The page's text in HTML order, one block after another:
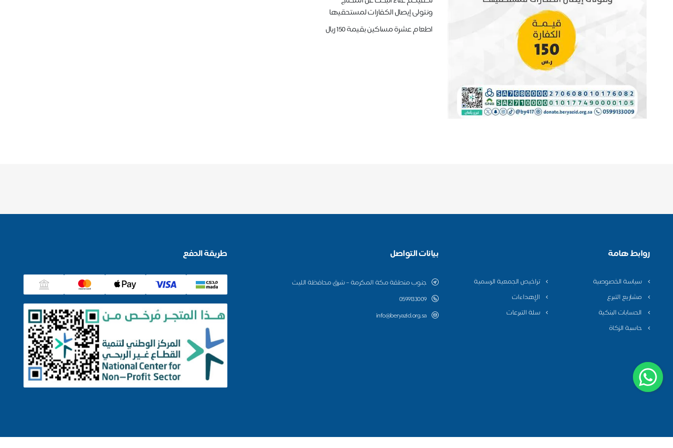
ونتولى إيصال الكفارات لمستحقيها
اطعام عشرة مساكين بقيمة 150 ريال
روابط هامة
سياسة الخصوصية
تراخيص الجمعية الرسمية
مشاريع التبرع
الإهداءات
الحسابات البنكية
سلة التبرعات
حاسبة الزكاة
بيانات التواصل
جنوب منطقة مكة المكرمة – شرق محافظة الليث
0599133009
info@beryazid.org.sa
طريقة الدفع